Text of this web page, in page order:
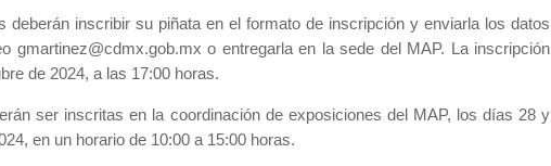
deberán inscribir su piñata en el formato de inscripción y enviarla los datos
gmartinez@cdmx.gob.mx o entregarla en la sede del MAP. La inscripción
de 2024, a las 17:00 horas.
ser inscritas en la coordinación de exposiciones del MAP, los días 28 y
en un horario de 10:00 a 15:00 horas.